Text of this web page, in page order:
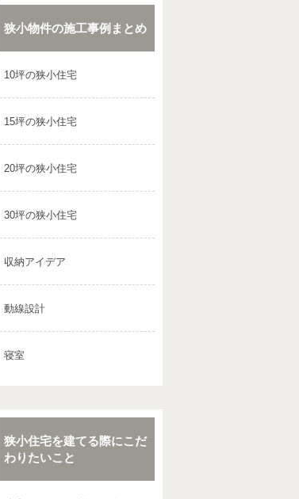
狭小物件の施工事例まとめ
10坪の狭小住宅
15坪の狭小住宅
20坪の狭小住宅
30坪の狭小住宅
収納アイデア
動線設計
寝室
狭小住宅を建てる際にこだ
わりたいこと